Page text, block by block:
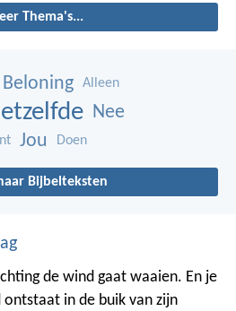
Thema's...
Beloning Alleen
Nee
Jou Doen
Bijbelteksten
de wind gaat waaien. En je
in de buik van zijn